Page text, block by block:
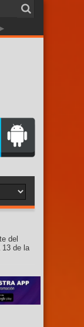
del
13 de la